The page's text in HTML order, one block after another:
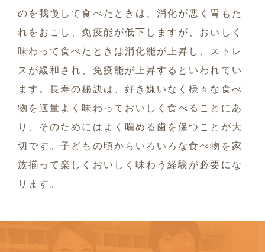
のを我慢して食べたときは、消化が悪く胃もた
れをおこし、免疫能が低下しますが、おいしく
味わって食べたときは消化能が上昇し、ストレ
スが緩和され、免疫能が上昇するといわれてい
ます。長寿の秘訣は、好き嫌いなく様々な食べ
物を適量よく味わっておいしく食べることにあ
り、そのためにはよく噛める歯を保つことが大
切です。子どもの頃からいろいろな食べ物を家
族揃って楽しくおいしく味わう経験が必要にな
ります。